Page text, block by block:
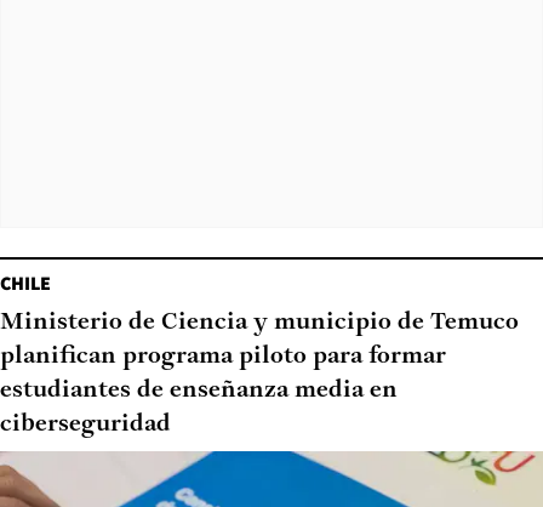
CHILE
Ministerio de Ciencia y municipio de Temuco
planifican programa piloto para formar
estudiantes de enseñanza media en
ciberseguridad